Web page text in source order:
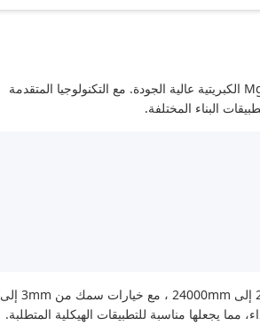
خط إنتاج ألواح MgO هو آلة متطورة مصممة لتلبية متطلبات إنتاج ألواح MgO الكبريتية عالية الجودة. مع التكنولوجيا المتقدمة
البناء المختلفة.
يقدم خط الإنتاج هذا تنوعًا في إنتاج ألواح MgO تتراوح طولها من 2400mm إلى 24000mm ، مع خيارات سمك من 3mm إلى